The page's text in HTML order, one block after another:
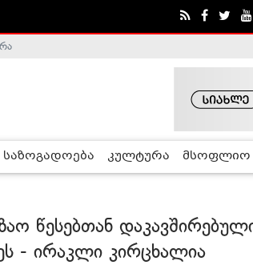
კომისია
საზოგადოება კულტურა მსოფლიო
წესებთან
- ირაკლი კირცხალია